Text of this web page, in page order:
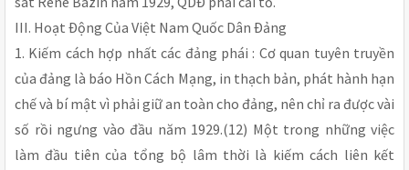
III. Hoạt Ðộng Của Việt Nam Quốc Dân Ðảng
1. Kiếm cách hợp nhất các đảng phái : Cơ quan tuyên truyền
của đảng là báo Hồn Cách Mạng, in thạch bản, phát hành hạn
chế và bí mật vì phải giữ an toàn cho đảng, nên chỉ ra được vài
số rồi ngưng vào đầu năm 1929.(12) Một trong những việc
làm đầu tiên của tổng bộ lâm thời là kiếm cách liên kết